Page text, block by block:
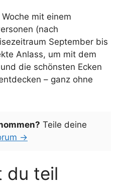
mit einem
(nach
September bis
Anlass, um mit dem
die schönsten Ecken
– ganz ohne
Teile deine
→
du teil